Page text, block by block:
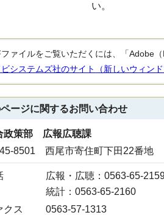
い。
ファイルをご覧いただくには、「Adobe
システムズ社のサイト（新しいウィンド
ージに関するお問い合わせ
政策部 広報広聴課
8501 西尾市寄住町下田22番地
広報・広聴：0563-65-
統計：0563-65-2160
クス
0563-57-1313